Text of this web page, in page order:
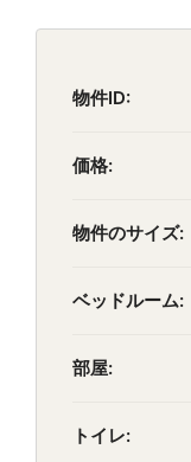
物件ID:
価格:
物件のサイズ:
ベッドルーム:
部屋:
トイレ: